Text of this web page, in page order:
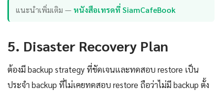
แนะนำเพิ่มเติม — หนังสือเทรดที่ SiamCafeBook
5. Disaster Recovery Plan
ต้องมี backup strategy ที่ชัดเจนและทดสอบ restore เป็น
ประจำ backup ที่ไม่เคยทดสอบ restore ถือว่าไม่มี backup ตั้ง